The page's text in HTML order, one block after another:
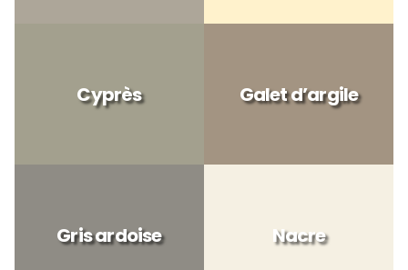
Cyprès Galet d’argile
Gris ardoise Nacre